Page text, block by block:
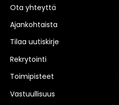
Ota yhteyttä
Ajankohtaista
Tilaa uutiskirje
Rekrytointi
Toimipisteet
Vastuullisuus